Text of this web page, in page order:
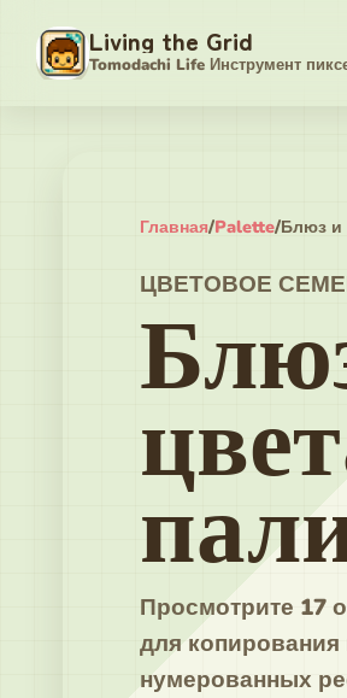
Living the Grid
Tomodachi Life Инструмент
Главная/Palette/Блюз и
ЦВЕТОВОЕ
Просмотрите 17
для копирования
нумерованных